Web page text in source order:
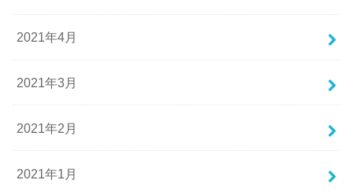
2021年4月
2021年3月
2021年2月
2021年1月